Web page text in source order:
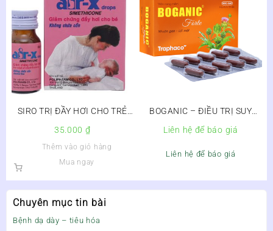
Chuyên mục tin bài
Bệnh dạ dày – tiêu hóa
SIRO TRỊ ĐẦY HƠI CHO TRẺ
35.000 ₫
Thêm vào giỏ hàng
Mua ngay
BOGANIC – ĐIỀU TRỊ SUY
GIẢM CHỨC NĂNG GAN
Liên hệ để báo giá
Liên hệ để báo giá